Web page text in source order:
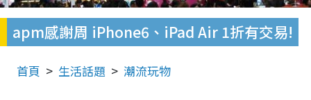
apm感謝周 iPhone6、iPad Air 1折有交易!
首頁 生活話題 潮流玩物